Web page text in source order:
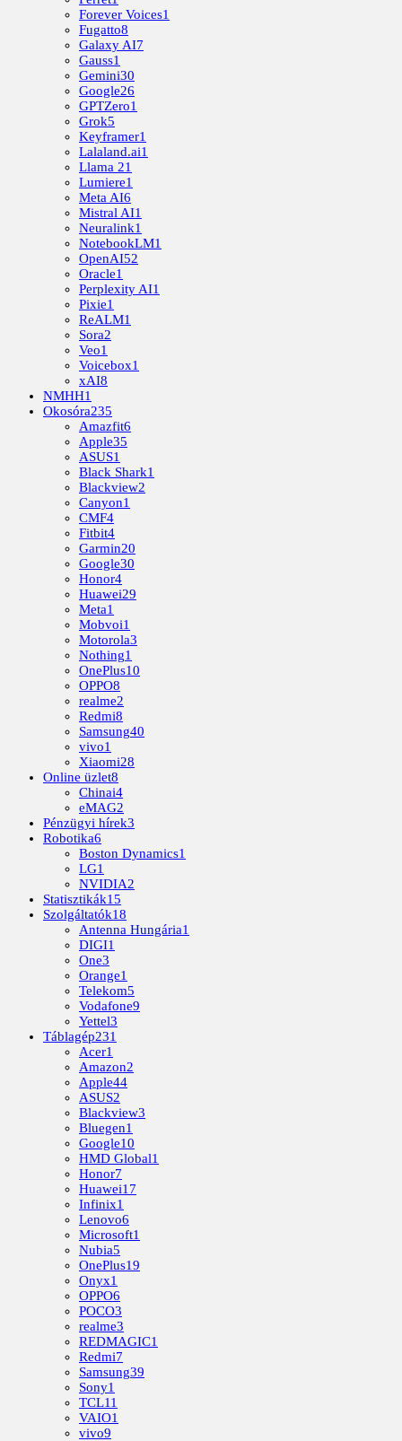
Forever Voices1
Fugatto8
Galaxy AI7
Gauss1
Gemini30
Google26
GPTZero1
Grok5
Keyframer1
Lalaland.ai1
Llama 21
Lumiere1
Meta AI6
Mistral AI1
Neuralink1
NotebookLM1
OpenAI52
Oracle1
Perplexity AI1
Pixie1
ReALM1
Sora2
Veo1
Voicebox1
xAI8
NMHH1
Okosóra235
Amazfit6
Apple35
ASUS1
Black Shark1
Blackview2
Canyon1
CMF4
Fitbit4
Garmin20
Google30
Honor4
Huawei29
Meta1
Mobvoi1
Motorola3
Nothing1
OnePlus10
OPPO8
realme2
Redmi8
Samsung40
vivo1
Xiaomi28
Online üzlet8
Chinai4
eMAG2
Pénzügyi hírek3
Robotika6
Boston Dynamics1
LG1
NVIDIA2
Statisztikák15
Szolgáltatók18
Antenna Hungária1
DIGI1
One3
Orange1
Telekom5
Vodafone9
Yettel3
Táblagép231
Acer1
Amazon2
Apple44
ASUS2
Blackview3
Bluegen1
Google10
HMD Global1
Honor7
Huawei17
Infinix1
Lenovo6
Microsoft1
Nubia5
OnePlus19
Onyx1
OPPO6
POCO3
realme3
REDMAGIC1
Redmi7
Samsung39
Sony1
TCL11
VAIO1
vivo9